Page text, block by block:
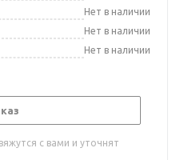
Нет в наличии
Нет в наличии
Нет в наличии
с вами и уточнят